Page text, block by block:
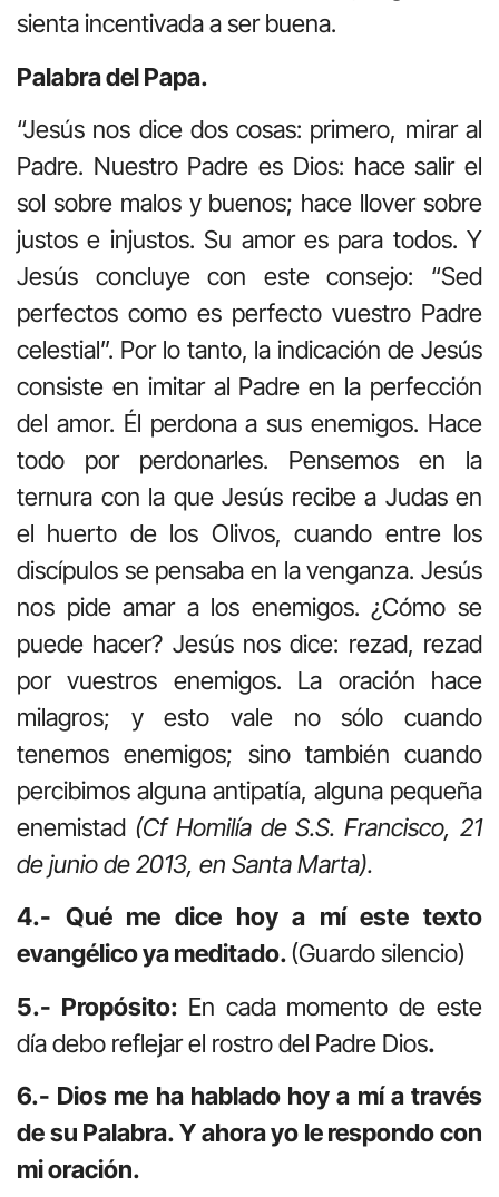
sienta incentivada a ser buena.
Palabra del Papa.
“Jesús nos dice dos cosas: primero, mirar al
Padre. Nuestro Padre es Dios: hace salir el
sol sobre malos y buenos; hace llover sobre
justos e injustos. Su amor es para todos. Y
Jesús concluye con este consejo: “Sed
perfectos como es perfecto vuestro Padre
celestial”. Por lo tanto, la indicación de Jesús
consiste en imitar al Padre en la perfección
del amor. Él perdona a sus enemigos. Hace
todo por perdonarles. Pensemos en la
ternura con la que Jesús recibe a Judas en
el huerto de los Olivos, cuando entre los
discípulos se pensaba en la venganza. Jesús
nos pide amar a los enemigos. ¿Cómo se
puede hacer? Jesús nos dice: rezad, rezad
por vuestros enemigos. La oración hace
milagros; y esto vale no sólo cuando
tenemos enemigos; sino también cuando
percibimos alguna antipatía, alguna pequeña
enemistad (Cf Homilía de S.S. Francisco, 21
de junio de 2013, en Santa Marta).
4.- Qué me dice hoy a mí este texto
evangélico ya meditado.(Guardo silencio)
5.- Propósito: En cada momento de este
día debo reflejar el rostro del Padre Dios.
6.- Dios me ha hablado hoy a mí a través
de su Palabra. Y ahora yo le respondo con
mi oración.